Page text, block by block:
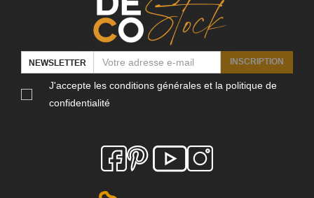
NEWSLETTER INSCRIPTION
J'accepte les conditions générales et la politique de
confidentialité